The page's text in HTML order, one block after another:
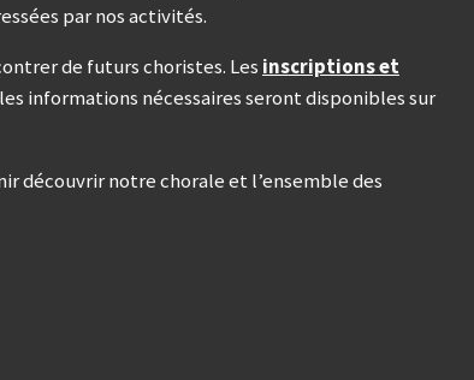
par nos activités.
de futurs choristes. Les inscriptions et
informations nécessaires seront disponibles sur
découvrir notre chorale et l’ensemble des